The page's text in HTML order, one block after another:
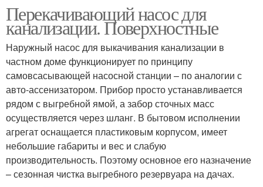
Перекачивающий насос для
канализации. Поверхностные
Наружный насос для выкачивания канализации в
частном доме функционирует по принципу
самовсасывающей насосной станции – по аналогии с
авто-ассенизатором. Прибор просто устанавливается
рядом с выгребной ямой, а забор сточных масс
осуществляется через шланг. В бытовом исполнении
агрегат оснащается пластиковым корпусом, имеет
небольшие габариты и вес и слабую
производительность. Поэтому основное его назначение
– сезонная чистка выгребного резервуара на дачах.